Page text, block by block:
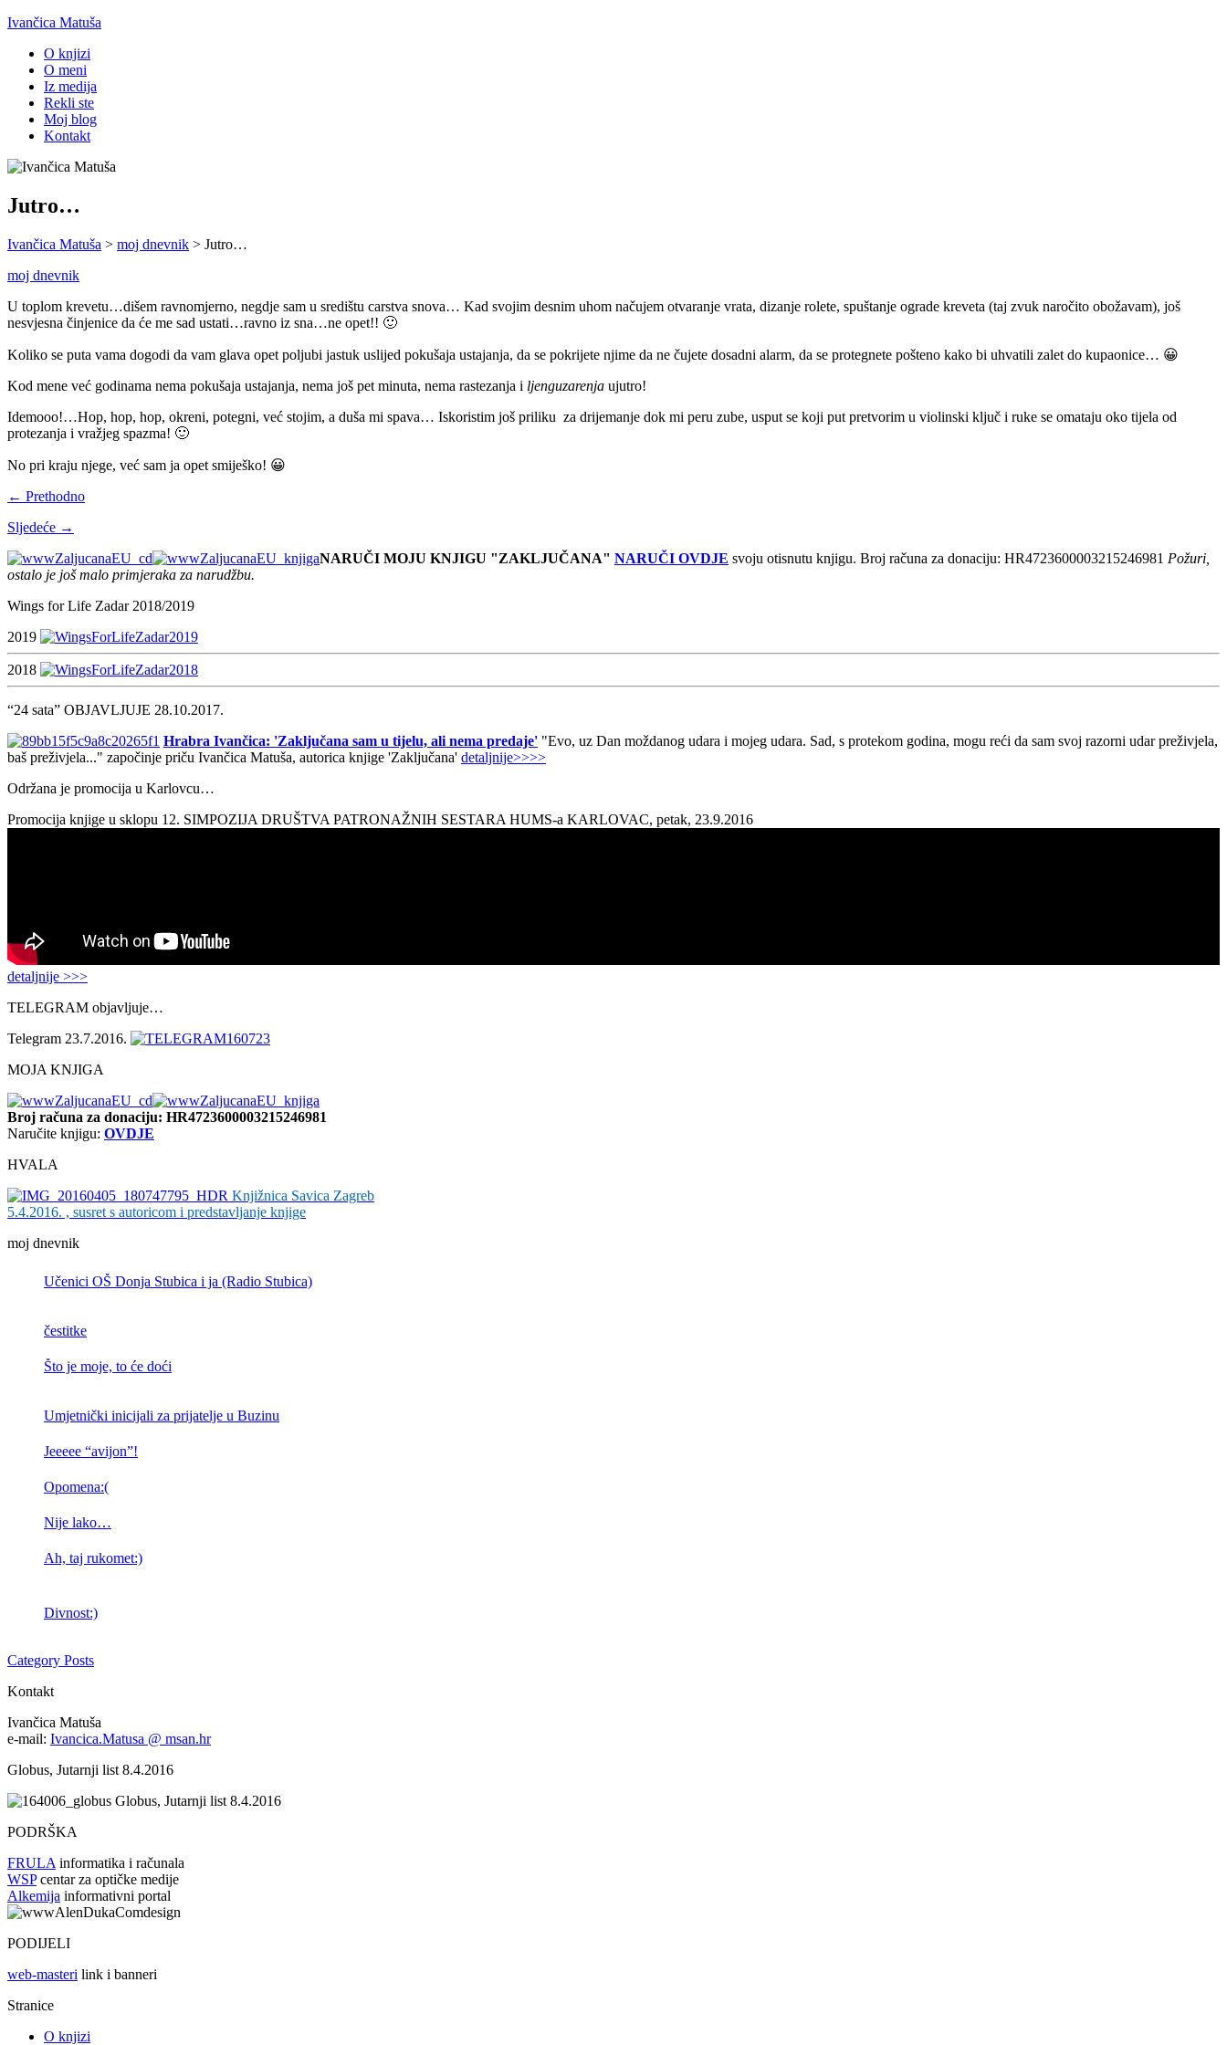
Ivančica Matuša
O knjizi
O meni
Iz medija
Rekli ste
Moj blog
Kontakt
Jutro…
Ivančica Matuša > moj dnevnik > Jutro…
moj dnevnik
U toplom krevetu…dišem ravnomjerno, negdje sam u središtu carstva snova… Kad svojim desnim uhom načujem otvaranje vrata, dizanje rolete, spuštanje ograde kreveta (taj zvuk naročito obožavam), još
nesvjesna činjenice da će me sad ustati…ravno iz sna…ne opet!! 🙂
Koliko se puta vama dogodi da vam glava opet poljubi jastuk uslijed pokušaja ustajanja, da se pokrijete njime da ne čujete dosadni alarm, da se protegnete pošteno kako bi uhvatili zalet do kupaonice… 😀
Kod mene već godinama nema pokušaja ustajanja, nema još pet minuta, nema rastezanja i ljenguzarenja ujutro!
Idemooo!…Hop, hop, hop, okreni, potegni, već stojim, a duša mi spava… Iskoristim još priliku za drijemanje dok mi peru zube, usput se koji put pretvorim u violinski ključ i ruke se omataju oko tijela od
protezanja i vražjeg spazma! 🙂
No pri kraju njege, već sam ja opet smiješko! 😀
← Prethodno
Sljedeće →
NARUČI MOJU KNJIGU "ZAKLJUČANA" NARUČI OVDJE svoju otisnutu knjigu. Broj računa za donaciju: HR4723600003215246981 Požuri,
ostalo je još malo primjeraka za narudžbu.
Wings for Life Zadar 2018/2019
2019
2018
“24 sata” OBJAVLJUJE 28.10.2017.
Hrabra Ivančica: 'Zaključana sam u tijelu, ali nema predaje' "Evo, uz Dan moždanog udara i mojeg udara. Sad, s protekom godina, mogu reći da sam svoj razorni udar preživjela,
baš preživjela..." započinje priču Ivančica Matuša, autorica knjige 'Zaključana' detaljnije>>>>
Održana je promocija u Karlovcu…
Promocija knjige u sklopu 12. SIMPOZIJA DRUŠTVA PATRONAŽNIH SESTARA HUMS-a KARLOVAC, petak, 23.9.2016
detaljnije >>>
TELEGRAM objavljuje…
Telegram 23.7.2016.
MOJA KNJIGA
Broj računa za donaciju: HR4723600003215246981
Naručite knjigu: OVDJE
HVALA
Knjižnica Savica Zagreb
5.4.2016. , susret s autoricom i predstavljanje knjige
moj dnevnik
Učenici OŠ Donja Stubica i ja (Radio Stubica)
čestitke
Što je moje, to će doći
Umjetnički inicijali za prijatelje u Buzinu
Jeeeee “avijon”!
Opomena:(
Nije lako…
Ah, taj rukomet:)
Divnost:)
Category Posts
Kontakt
Ivančica Matuša
e-mail: Ivancica.Matusa @ msan.hr
Globus, Jutarnji list 8.4.2016
Globus, Jutarnji list 8.4.2016
PODRŠKA
FRULA informatika i računala
WSPcentar za optičke medije
Alkemija informativni portal
PODIJELI
web-masteri link i banneri
Stranice
O knjizi